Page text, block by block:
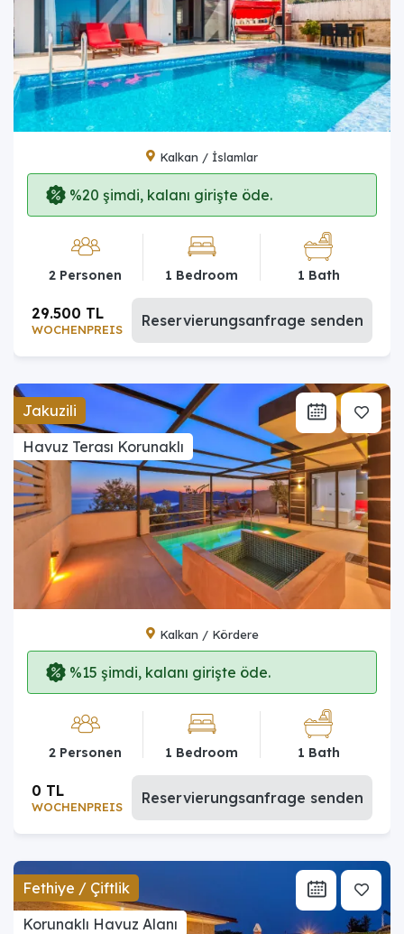
Kalkan / İslamlar
%20 şimdi, kalanı girişte öde.
2 Personen 1 Bedroom 1 Bath
WOCHENPREIS
29.500 TL Reservierungsanfrage senden
Jakuzili
Havuz Terası Korunaklı
Kalkan / Kördere
%15 şimdi, kalanı girişte öde.
2 Personen 1 Bedroom 1 Bath
WOCHENPREIS
0 TL Reservierungsanfrage senden
Fethiye / Çiftlik
Korunaklı Havuz Alanı